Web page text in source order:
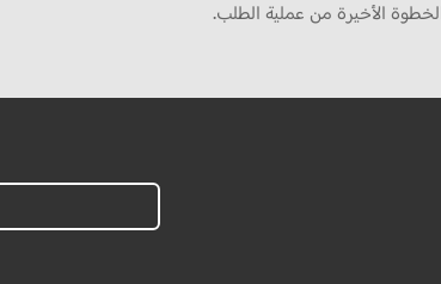
الأخيرة من عملية الطلب.